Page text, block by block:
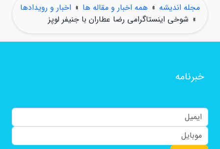
مجله اندیشه » همه اخبار و مقاله ها » اخبار و رویدادها
» شوخی اینستاگرامی رضا عطاران با جنیفر لوپز
خبرنامه